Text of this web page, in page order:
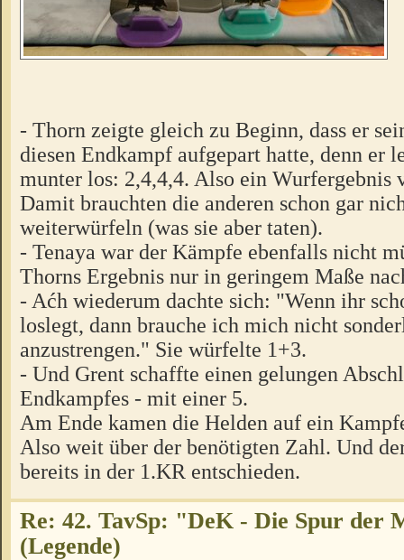
- Thorn zeigte gleich zu Beginn, dass er
diesen Endkampf aufgepart hatte, denn er
munter los: 2,4,4,4. Also ein Wurfergebnis
Damit brauchten die anderen schon gar
weiterwürfeln (was sie aber taten).
- Tenaya war der Kämpfe ebenfalls nicht
Thorns Ergebnis nur in geringem Maße
- Aćh wiederum dachte sich: "Wenn ihr
loslegt, dann brauche ich mich nicht
anzustrengen." Sie würfelte 1+3.
- Und Grent schaffte einen gelungen
Endkampfes - mit einer 5.
Am Ende kamen die Helden auf ein
Also weit über der benötigten Zahl. Und
bereits in der 1.KR entschieden.
Re: 42. TavSp: "DeK - Die Spur der
(Legende)